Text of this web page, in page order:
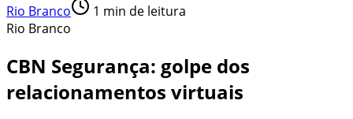
Rio Branco 1 min de leitura
Rio Branco
CBN Segurança: golpe dos
relacionamentos virtuais